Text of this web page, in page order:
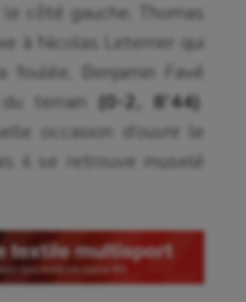
côté gauche, Thomas
à Nicolas Leterrier qui
foulée, Benjamin Favé
terrain (0-2, 8’44)
occasion d’ouvrir le
il se retrouve muselé